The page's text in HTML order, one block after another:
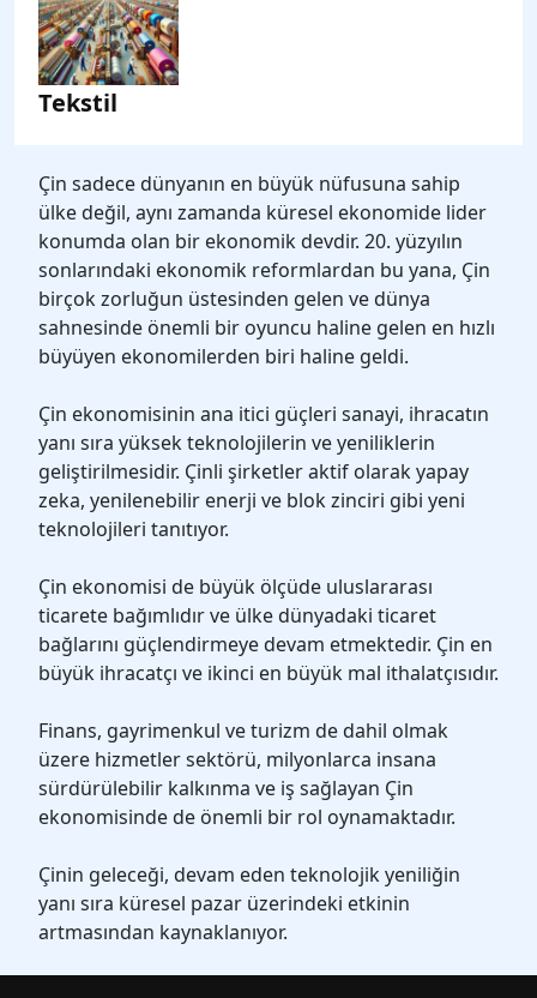
Tekstil
Çin sadece dünyanın en büyük nüfusuna sahip
ülke değil, aynı zamanda küresel ekonomide lider
konumda olan bir ekonomik devdir. 20. yüzyılın
sonlarındaki ekonomik reformlardan bu yana, Çin
birçok zorluğun üstesinden gelen ve dünya
sahnesinde önemli bir oyuncu haline gelen en hızlı
büyüyen ekonomilerden biri haline geldi.
Çin ekonomisinin ana itici güçleri sanayi, ihracatın
yanı sıra yüksek teknolojilerin ve yeniliklerin
geliştirilmesidir. Çinli şirketler aktif olarak yapay
zeka, yenilenebilir enerji ve blok zinciri gibi yeni
teknolojileri tanıtıyor.
Çin ekonomisi de büyük ölçüde uluslararası
ticarete bağımlıdır ve ülke dünyadaki ticaret
bağlarını güçlendirmeye devam etmektedir. Çin en
büyük ihracatçı ve ikinci en büyük mal ithalatçısıdır.
Finans, gayrimenkul ve turizm de dahil olmak
üzere hizmetler sektörü, milyonlarca insana
sürdürülebilir kalkınma ve iş sağlayan Çin
ekonomisinde de önemli bir rol oynamaktadır.
Çinin geleceği, devam eden teknolojik yeniliğin
yanı sıra küresel pazar üzerindeki etkinin
artmasından kaynaklanıyor.